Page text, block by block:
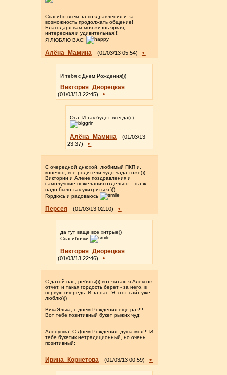
Спасибо всем за поздравления и за
возможность продолжать общение!
Благодаря вам моя жизнь яркая,
интересная и удивительная!!!
Я ЛЮБЛЮ ВАС!
Алёна_Мамина (01/03/13 05:54) •
И тебя с Днем Рождения)))
Виктория_Дворецкая
(01/03/13 22:45) •
Ога. И так будет всегда(с)
Алёна_Мамина
(01/03/13
23:37)
•
С очередной днюхой, любимый ПКП и,
конечно, все родители чудо-чада тоже)))
Виктории и Алене поздравления и
самолучшие пожелания отдельно - эта ж
надо было так ухитриться )))
Гордюсь и радоваюсь
Персея (01/03/13 02:10) •
да тут ваще все хитрые))
Спасибочки
Виктория_Дворецкая
(01/03/13 22:46) •
С датой нас, ребяты))) вот читаю я Алексов
отчет, и такая гордость берет - за него, в
первую очередь. И за нас. Я этот сайт уже
люблю)))
ВикаЭлька, с днем Рождения еще раз!!!
Вот тебе позитивный букет рыжих чуд:
Аленушка! С Днем Рождения, душа моя!!! И
тебе букетик нетрадиционный, но очень
позитивный:
Ирина_Корнетова (01/03/13 00:59) •